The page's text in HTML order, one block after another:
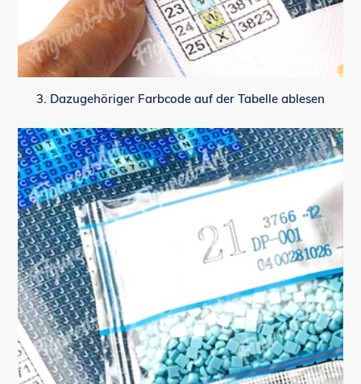
3. Dazugehöriger Farbcode auf der Tabelle ablesen